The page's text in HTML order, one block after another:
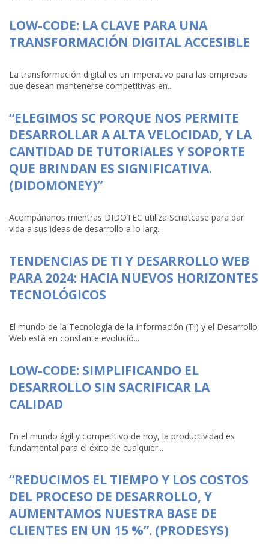
LOW-CODE: LA CLAVE PARA UNA
TRANSFORMACIÓN DIGITAL ACCESIBLE
La transformación digital es un imperativo para las empresas
que desean mantenerse competitivas en...
“ELEGIMOS SC PORQUE NOS PERMITE
DESARROLLAR A ALTA VELOCIDAD, Y LA
CANTIDAD DE TUTORIALES Y SOPORTE
QUE BRINDAN ES SIGNIFICATIVA.
(DIDOMONEY)”
Acompáñanos mientras DIDOTEC utiliza Scriptcase para dar
vida a sus ideas de desarrollo a lo larg...
TENDENCIAS DE TI Y DESARROLLO WEB
PARA 2024: HACIA NUEVOS HORIZONTES
TECNOLÓGICOS
El mundo de la Tecnología de la Información (TI) y el Desarrollo
Web está en constante evolució...
LOW-CODE: SIMPLIFICANDO EL
DESARROLLO SIN SACRIFICAR LA
CALIDAD
En el mundo ágil y competitivo de hoy, la productividad es
fundamental para el éxito de cualquier...
“REDUCIMOS EL TIEMPO Y LOS COSTOS
DEL PROCESO DE DESARROLLO, Y
AUMENTAMOS NUESTRA BASE DE
CLIENTES EN UN 15 %”. (PRODESYS)